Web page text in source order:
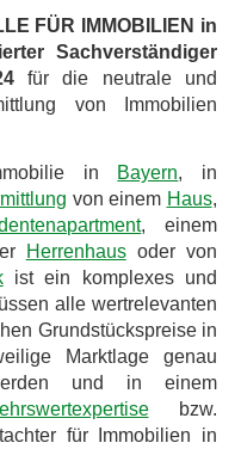
FÜR IMMOBILIEN in
Sachverständiger
für die neutrale und
von Immobilien
in Bayern, in
von einem Haus,
, einem
Herrenhausoder von
ist ein komplexes und
alle wertrelevanten
Grundstückspreise in
Marktlage genau
und in einem
bzw.
für Immobilien in